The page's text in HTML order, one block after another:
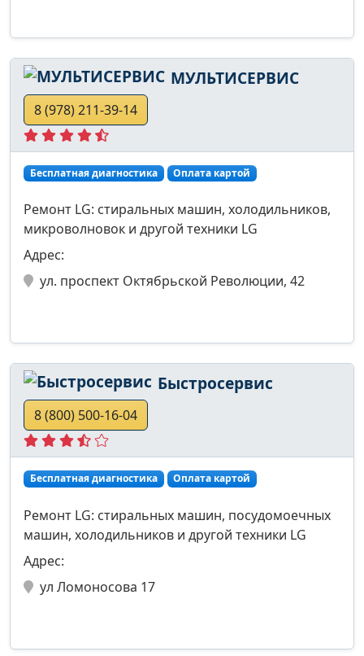
МУЛЬТИСЕРВИС
8 (978) 211-39-14
Бесплатная диагностика Оплата картой
Ремонт LG: стиральных машин, холодильников,
микроволновок и другой техники LG
Адрес:
ул. проспект Октябрьской Революции, 42
Быстросервис
8 (800) 500-16-04
Бесплатная диагностика Оплата картой
Ремонт LG: стиральных машин, посудомоечных
машин, холодильников и другой техники LG
Адрес:
ул Ломоносова 17